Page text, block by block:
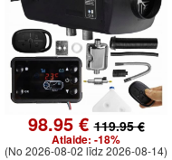
98.95 €119.95 €
Atlaide: -18%
(No 2026-08-02 līdz 2026-08-14)